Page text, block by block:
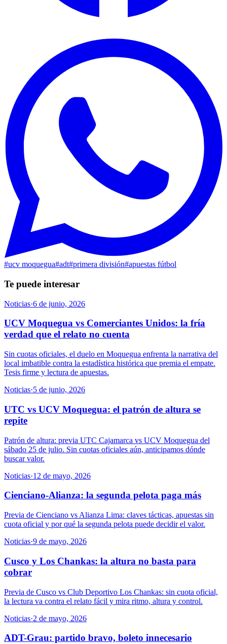
#ucv moquegua#adt#primera división#apuestas fútbol
Te puede interesar
Noticias·6 de junio, 2026
UCV Moquegua vs Comerciantes Unidos: la fría
verdad que el relato no cuenta
Sin cuotas oficiales, el duelo en Moquegua enfrenta la narrativa del
local imbatible contra la estadística histórica que premia el empate.
Tesis firme y lectura de apuestas.
Noticias·5 de junio, 2026
UTC vs UCV Moquegua: el patrón de altura se
repite
Patrón de altura: previa UTC Cajamarca vs UCV Moquegua del
sábado 25 de julio. Sin cuotas oficiales aún, anticipamos dónde
buscar valor.
Noticias·12 de mayo, 2026
Cienciano-Alianza: la segunda pelota paga más
Previa de Cienciano vs Alianza Lima: claves tácticas, apuestas sin
cuota oficial y por qué la segunda pelota puede decidir el valor.
Noticias·9 de mayo, 2026
Cusco y Los Chankas: la altura no basta para
cobrar
Previa de Cusco vs Club Deportivo Los Chankas: sin cuota oficial,
la lectura va contra el relato fácil y mira ritmo, altura y control.
Noticias·2 de mayo, 2026
ADT-Grau: partido bravo, boleto innecesario